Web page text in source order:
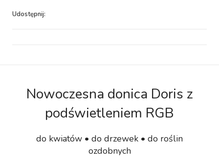
Udostępnij:
Nowoczesna donica Doris z
podświetleniem RGB
do kwiatów • do drzewek • do roślin
ozdobnych